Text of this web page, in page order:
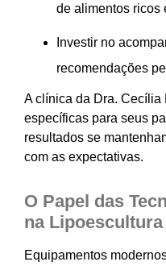
de alimentos ricos
Investir no
recomendações
A clínica da Dra. Cecília
específicas para seus
resultados se
com as expectativas.
O Papel das
na Lipoescultura
Equipamentos